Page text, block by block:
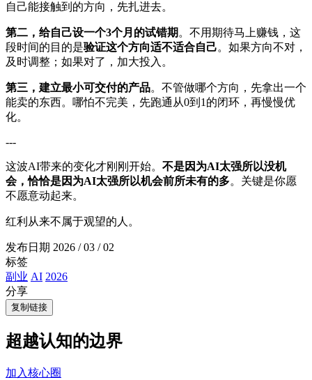
自己能接触到的方向，先扎进去。
第二，给自己设一个3个月的试错期 。不用期待马上赚钱，这
段时间的目的是验证这个方向适不适合自己。如果方向不对，
及时调整；如果对了，加大投入。
第三，建立最小可交付的产品。不管做哪个方向，先拿出一个
能卖的东西。哪怕不完美，先跑通从0到1的闭环，再慢慢优
化。
---
这波AI带来的变化才刚刚开始。 不是因为AI太强所以没机
会，恰恰是因为AI太强所以机会前所未有的多。关键是你愿
不愿意动起来。
红利从来不属于观望的人。
发布日期 2026 / 03 / 02
标签
副业 AI 2026
分享
复制链接
超越认知的边界
加入核心圈